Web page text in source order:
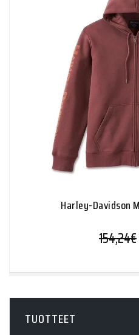
Harley-Davidson
154,24€
TUOTTEET